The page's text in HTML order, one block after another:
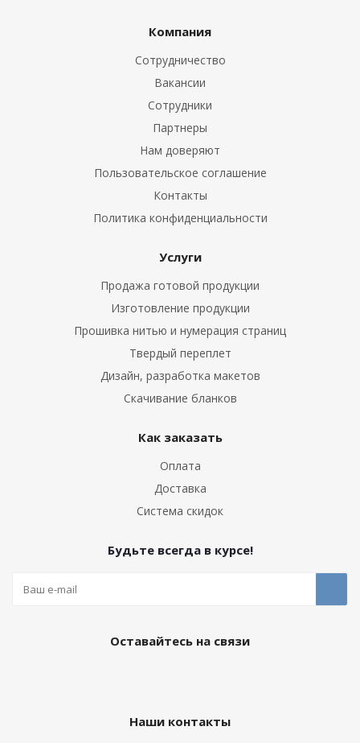
Компания
Сотрудничество
Вакансии
Сотрудники
Партнеры
Нам доверяют
Пользовательское соглашение
Контакты
Политика конфиденциальности
Услуги
Продажа готовой продукции
Изготовление продукции
Прошивка нитью и нумерация страниц
Твердый переплет
Дизайн, разработка макетов
Скачивание бланков
Как заказать
Оплата
Доставка
Система скидок
Будьте всегда в курсе!
Оставайтесь на связи
Наши контакты